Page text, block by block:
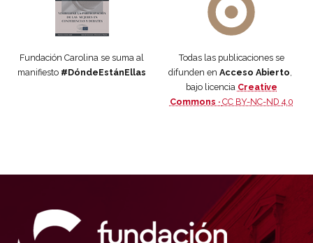
Fundación Carolina se suma al
manifiesto #DóndeEstánEllas
Todas las publicaciones se
difunden en Acceso Abierto,
bajo licencia Creative
Commons · CC BY-NC-ND 4.0